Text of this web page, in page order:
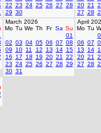
22 23 24 25 26 27 28
29 30
20 21
27 28
March 2026
Mo Tu We Th Fr Sa Su
01
02 03 04 05 06 07 08
09
10 11 12 13 14 15
16
17 18 19 20 21
22
23 24 25 26 27 28 29
30 31
April
Mo Tu
06 07
13
14
20 21
27 28